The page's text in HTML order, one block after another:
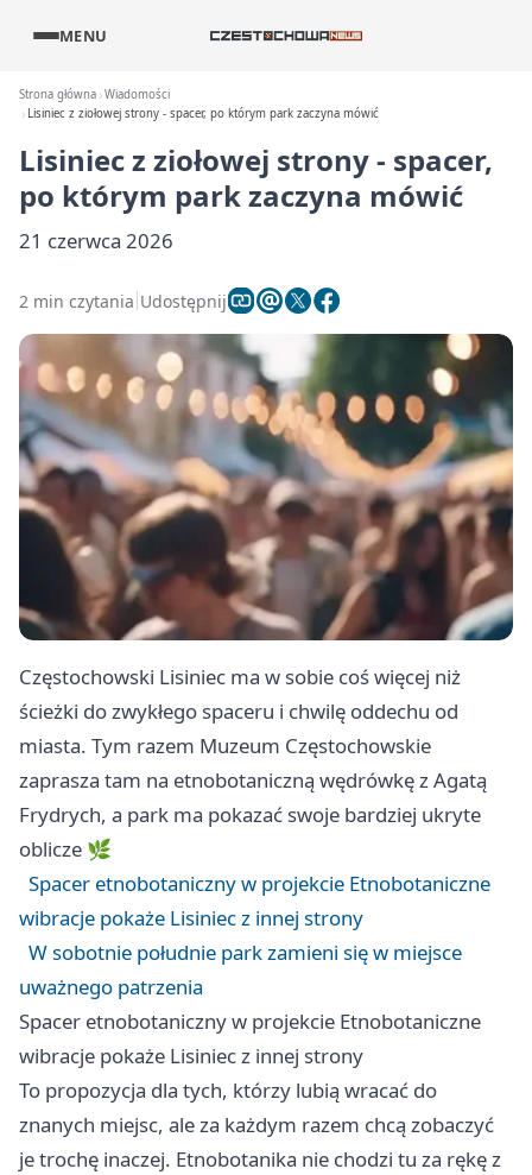
MENU
Strona główna Wiadomości
Lisiniec z ziołowej strony - spacer, po którym park zaczyna mówić
Lisiniec z ziołowej strony - spacer,
po którym park zaczyna mówić
21 czerwca 2026
2 min czytania Udostępnij
Częstochowski Lisiniec ma w sobie coś więcej niż
ścieżki do zwykłego spaceru i chwilę oddechu od
miasta. Tym razem Muzeum Częstochowskie
zaprasza tam na etnobotaniczną wędrówkę z Agatą
Frydrych, a park ma pokazać swoje bardziej ukryte
oblicze 🌿
Spacer etnobotaniczny w projekcie Etnobotaniczne
wibracje pokaże Lisiniec z innej strony
W sobotnie południe park zamieni się w miejsce
uważnego patrzenia
Spacer etnobotaniczny w projekcie Etnobotaniczne
wibracje pokaże Lisiniec z innej strony
To propozycja dla tych, którzy lubią wracać do
znanych miejsc, ale za każdym razem chcą zobaczyć
je trochę inaczej. Etnobotanika nie chodzi tu za rękę z